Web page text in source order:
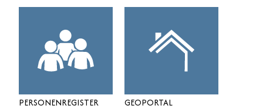
PERSONENREGISTER GEOPORTAL